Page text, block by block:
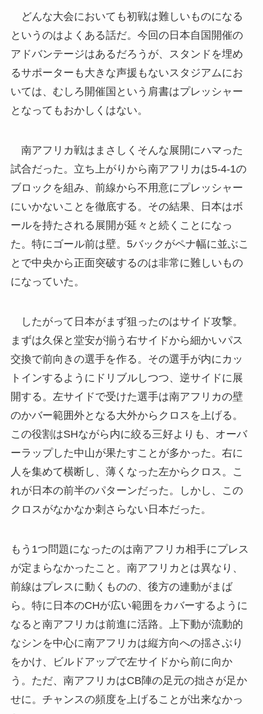
どんな大会においても初戦は難しいものになる
というのはよくある話だ。今回の日本自国開催の
アドバンテージはあるだろうが、スタンドを埋め
るサポーターも大きな声援もないスタジアムにお
いては、むしろ開催国という肩書はプレッシャー
となってもおかしくはない。
南アフリカ戦はまさしくそんな展開にハマった
試合だった。立ち上がりから南アフリカは5-4-1の
ブロックを組み、前線から不用意にプレッシャー
にいかないことを徹底する。その結果、日本はボ
ールを持たされる展開が延々と続くことになっ
た。特にゴール前は壁。5バックがペナ幅に並ぶこ
とで中央から正面突破するのは非常に難しいもの
になっていた。
したがって日本がまず狙ったのはサイド攻撃。
まずは久保と堂安が揃う右サイドから細かいパス
交換で前向きの選手を作る。その選手が内にカッ
トインするようにドリブルしつつ、逆サイドに展
開する。左サイドで受けた選手は南アフリカの壁
のかバー範囲外となる大外からクロスを上げる。
この役割はSHながら内に絞る三好よりも、オーバ
ーラップした中山が果たすことが多かった。右に
人を集めて横断し、薄くなった左からクロス。こ
れが日本の前半のパターンだった。しかし、この
クロスがなかなか刺さらない日本だった。
もう1つ問題になったのは南アフリカ相手にプレス
が定まらなかったこと。南アフリカとは異なり、
前線はプレスに動くものの、後方の連動がまば
ら。特に日本のCHが広い範囲をカバーするように
なると南アフリカは前進に活路。上下動が流動的
なシンを中心に南アフリカは縦方向への揺さぶり
をかけ、ビルドアップで左サイドから前に向か
う。ただ、南アフリカはCB陣の足元の拙さが足か
せに。チャンスの頻度を上げることが出来なかっ